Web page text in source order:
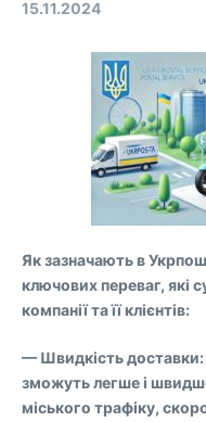
15.11.2024
Як зазначають в
ключових переваг, які
компанії та її клієнтів:
— Швидкість доставки:
зможуть легше і
міського трафіку,